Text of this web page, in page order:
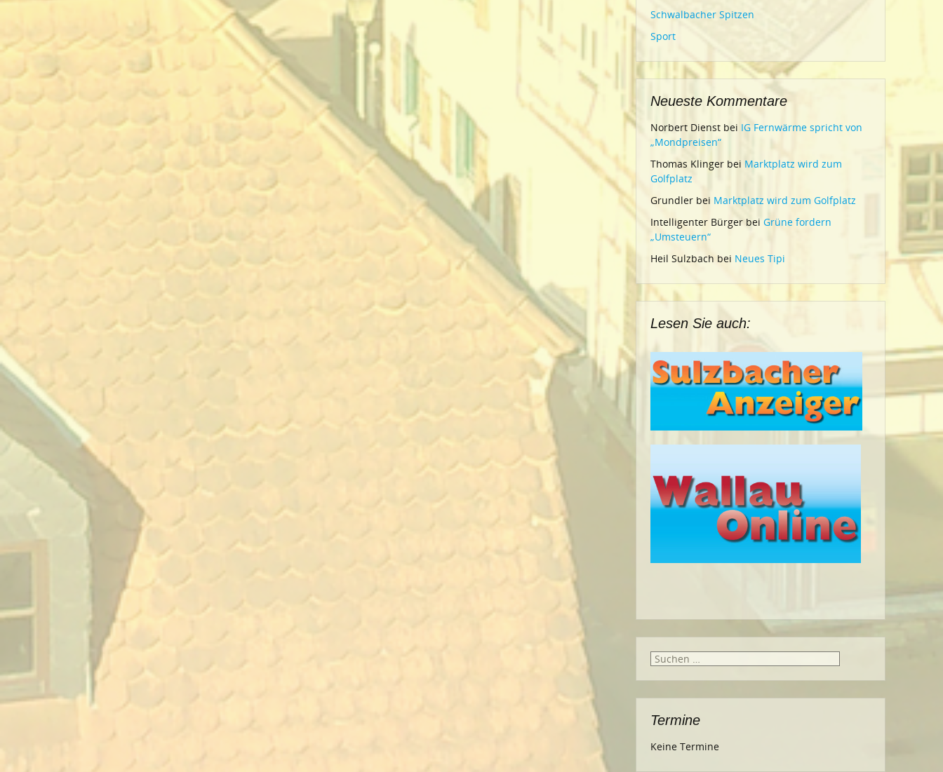
Schwalbacher Spitzen
Sport
Neueste Kommentare
Norbert Dienst bei IG Fernwärme spricht von
„Mondpreisen“
Thomas Klinger bei Marktplatz wird zum
Golfplatz
Grundler bei Marktplatz wird zum Golfplatz
Intelligenter Bürger bei Grüne fordern
„Umsteuern“
Heil Sulzbach bei Neues Tipi
Lesen Sie auch:
Suche
Termine
Keine Termine